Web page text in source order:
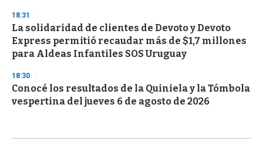
18:31
La solidaridad de clientes de Devoto y Devoto
Express permitió recaudar más de $1,7 millones
para Aldeas Infantiles SOS Uruguay
18:30
Conocé los resultados de la Quiniela y la Tómbola
vespertina del jueves 6 de agosto de 2026